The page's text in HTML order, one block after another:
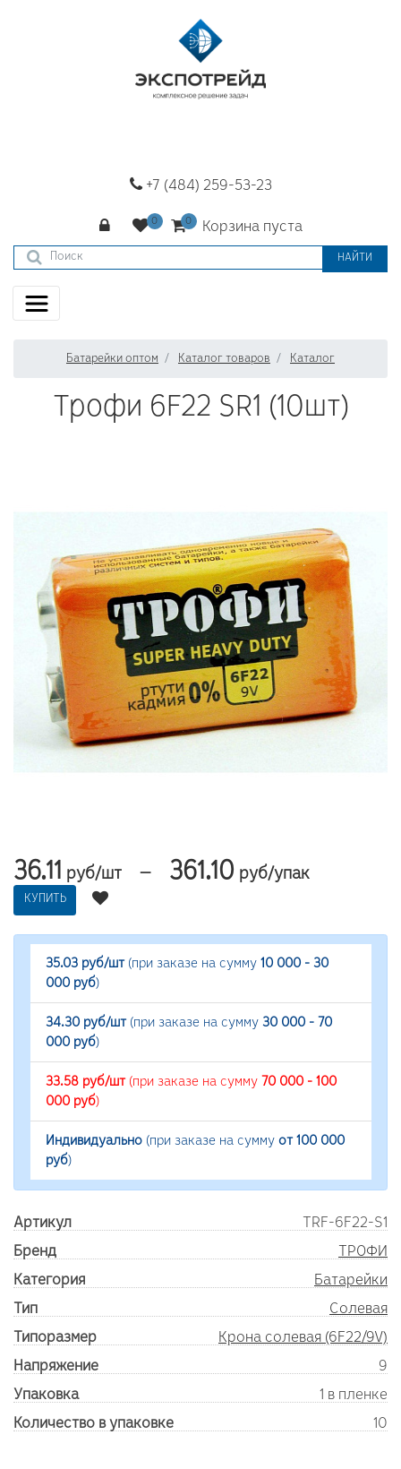
+7 (484) 259-53-23
Корзина пуста
НАЙТИ
Батарейки оптом Каталог товаров Каталог
Трофи 6F22 SR1 (10шт)
36.11 руб/шт — 361.10 руб/упак
КУПИТЬ
35.03 руб/шт(при заказе на сумму 10 000 - 30
000 руб)
34.30 руб/шт(при заказе на сумму 30 000 - 70
000 руб)
33.58 руб/шт(при заказе на сумму 70 000 - 100
000 руб)
Индивидуально (при заказе на сумму от 100 000
руб)
Артикул
TRF-6F22-S1
Бренд
ТРОФИ
Категория
Батарейки
Тип
Солевая
Типоразмер
Крона солевая (6F22/9V)
Напряжение
9
Упаковка
1 в пленке
Количество в упаковке
10